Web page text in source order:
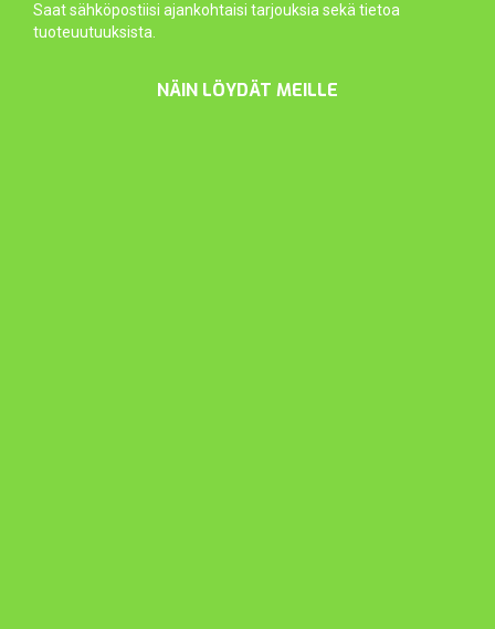
Saat sähköpostiisi ajankohtaisi tarjouksia sekä tietoa
tuoteuutuuksista.
NÄIN LÖYDÄT MEILLE